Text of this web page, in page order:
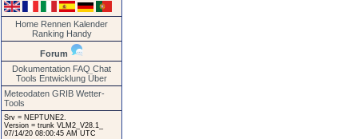
Home Rennen Kalender
Ranking Handy
Forum
Dokumentation FAQ Chat
Tools Entwicklung Über
Meteodaten GRIB Wetter-
Tools
Srv = NEPTUNE2.
Version = trunk VLM2_V28.1_
07/14/20 08:00:45 AM UTC